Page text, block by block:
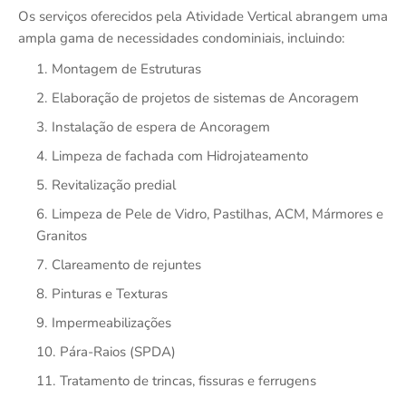
Os serviços oferecidos pela Atividade Vertical abrangem uma
ampla gama de necessidades condominiais, incluindo:
Montagem de Estruturas
Elaboração de projetos de sistemas de Ancoragem
Instalação de espera de Ancoragem
Limpeza de fachada com Hidrojateamento
Revitalização predial
Limpeza de Pele de Vidro, Pastilhas, ACM, Mármores e
Granitos
Clareamento de rejuntes
Pinturas e Texturas
Impermeabilizações
Pára-Raios (SPDA)
Tratamento de trincas, fissuras e ferrugens